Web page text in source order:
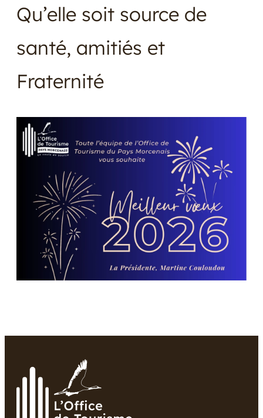
Qu’elle soit source de
santé, amitiés et
Fraternité